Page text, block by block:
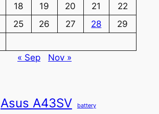
18 19 20 21
22
25 26 27 28
29
« Sep
Nov »
Asus A43SV battery